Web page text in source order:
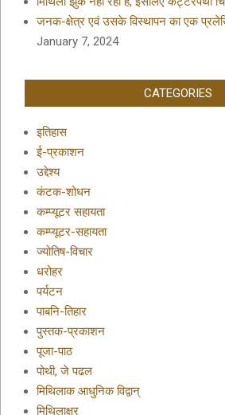
जनक-क्षेत्र एवं उसके विस्थापन का एक
January 7, 2024
CATEGORIES
इतिहास
ई-प्रकाशन
उद्देश्य
कंटक-शोधन
कम्प्यूटर सहायता
कम्प्यूटर-सहायता
ज्योतिष-विचार
धरोहर
पर्यटन
पाबनि-तिहार
पुस्तक-प्रकाशन
पूजा-पाठ
पोथी, जे पढल
मिथिलाक आधुनिक विद्वान्
मिथिलाक्षर